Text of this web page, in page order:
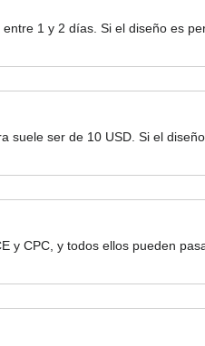
1 y 2 días. Si el diseño es
suele ser de 10 USD. Si el
y CPC, y todos ellos pueden